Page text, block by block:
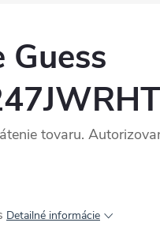
Guess
tovaru.
Detailné informácie